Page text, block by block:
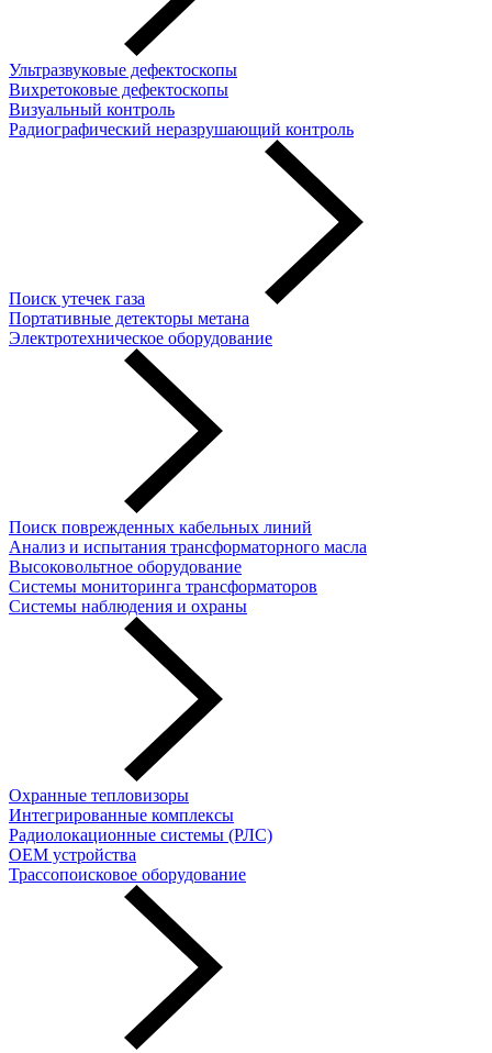
Ультразвуковые дефектоскопы
Вихретоковые дефектоскопы
Визуальный контроль
Радиографический неразрушающий контроль
Поиск утечек газа
Портативные детекторы метана
Электротехническое оборудование
Поиск поврежденных кабельных линий
Анализ и испытания трансформаторного масла
Высоковольтное оборудование
Системы мониторинга трансформаторов
Системы наблюдения и охраны
Охранные тепловизоры
Интегрированные комплексы
Радиолокационные системы (РЛС)
OEM устройства
Трассопоисковое оборудование